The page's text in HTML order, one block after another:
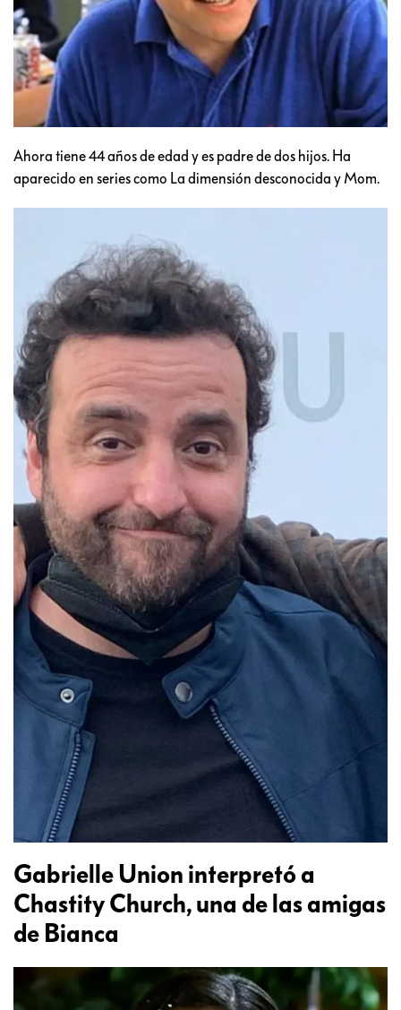
Ahora tiene 44 años de edad y es padre de dos hijos. Ha
aparecido en series como La dimensión desconocida y Mom.
Gabrielle Union interpretó a
Chastity Church, una de las amigas
de Bianca